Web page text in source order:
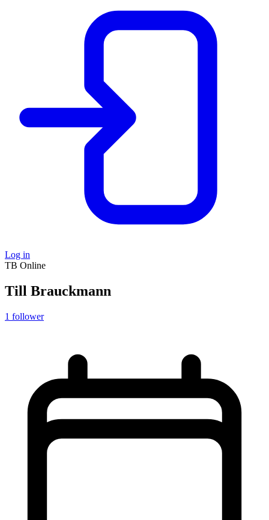
Log in
TB Online
Till Brauckmann
1 follower